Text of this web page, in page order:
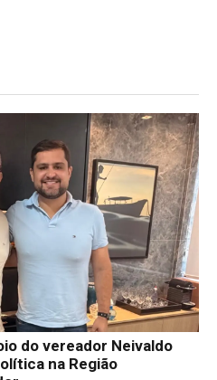
do vereador Neivaldo
na Região